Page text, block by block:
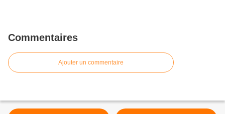
Commentaires
Ajouter un commentaire